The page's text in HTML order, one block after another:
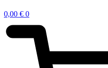
0,00 € 0